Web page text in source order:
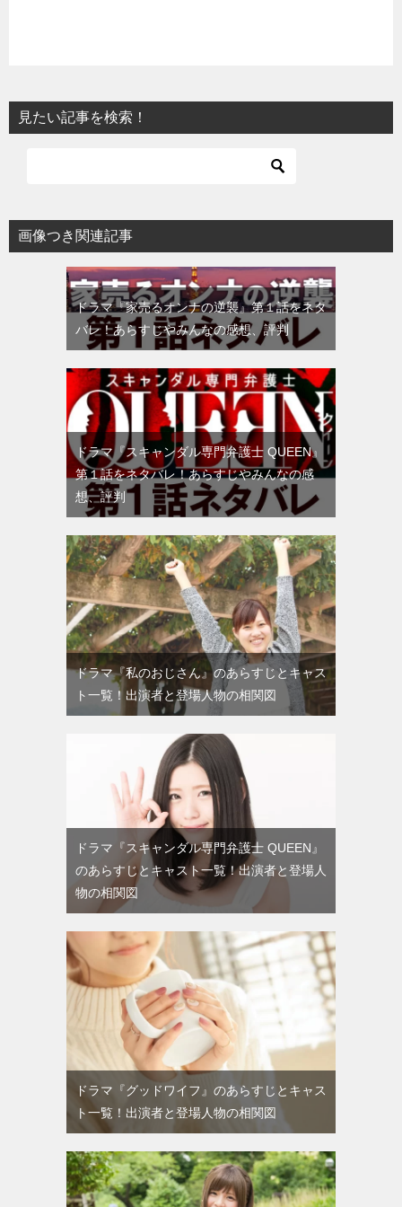
見たい記事を検索！
画像つき関連記事
ドラマ『家売るオンナの逆襲』第１話をネタ
バレ！あらすじやみんなの感想、評判
ドラマ『スキャンダル専門弁護士 QUEEN』
第１話をネタバレ！あらすじやみんなの感
想、評判
ドラマ『私のおじさん』のあらすじとキャス
ト一覧！出演者と登場人物の相関図
ドラマ『スキャンダル専門弁護士 QUEEN』
のあらすじとキャスト一覧！出演者と登場人
物の相関図
ドラマ『グッドワイフ』のあらすじとキャス
ト一覧！出演者と登場人物の相関図